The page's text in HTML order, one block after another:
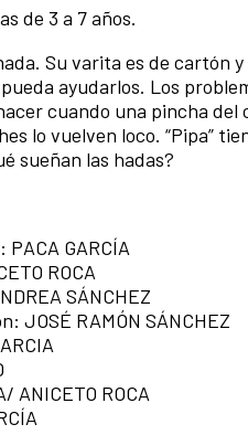
de 3 a 7 años.
Su varita es de cartón
ayudarlos. Los
cuando una pincha
lo vuelven loco. “Pipa”
sueñan las hadas?
GARCÍA
ROCA
SÁNCHEZ
JOSÉ RAMÓN SÁNCHEZ
ANICETO ROCA